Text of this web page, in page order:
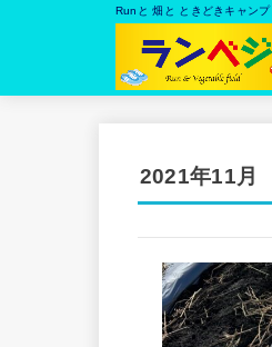
Runと 畑と ときどきキャンプ
2021年11月